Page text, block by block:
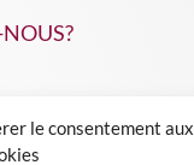
le consentement aux